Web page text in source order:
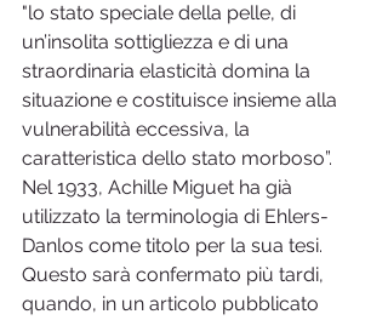
"lo stato speciale della pelle, di
un’insolita sottigliezza e di una
straordinaria elasticità domina la
situazione e costituisce insieme alla
vulnerabilità eccessiva, la
caratteristica dello stato morboso”.
Nel 1933, Achille Miguet ha già
utilizzato la terminologia di Ehlers-
Danlos come titolo per la sua tesi.
Questo sarà confermato più tardi,
quando, in un articolo pubblicato